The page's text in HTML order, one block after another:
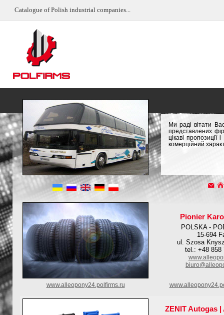
Catalogue of Polish industrial companies...
Ми раді вітати
представлених
цікаві
комерційний
Pionier
POLSKA -
15-694
ul. Szosa
tel.: +48 858
www.alleopony24.polfirms.ru
ZENIT Autogas